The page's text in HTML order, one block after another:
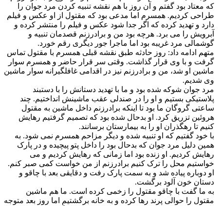
که معتاد بود گفتم و آن روز با هم نقشه تنبیه کردن مرد جوان را
طراحی کردیم. همسرم اما مدعی بود که مقتول از او عکس و فیلم
دارد و تهدید کرده که اگر جدا شود عکس و فیلم را منتشر کرده و
آبرویش را می برد. هرچه بود من و برادرزنم قصدمان تنبیه و
گوشمالی مرد غریبه بود اما ماجرا جور دیگری رقم خورد.
متهم ادامه داد: روز حادثه طبق نقشه قبلی همسرم با مقتول تماس
گرفت و با وی قرار گذاشت. وقتی سر قرار حاضر و همسرم سوار
ماشین او شد، من و برادرزنم نیز در اقدامی غافلگیرانه سوار ماشین
وی شدیم.
مرد جوان شوکه شده بود و ما با تهدید دستانش را با دستبند
پلاستیکی بستیم و او را در صندلی عقب ماشینش انداختیم. چند
ساعتی گروگان ما بود تا اینکه برادرزنم داخل ماشین به مقتول
هروئین تزریق کرد. او بدحال شده بود که تصمیم گرفتیم رهایش
کنیم تا رهگذران او را به بیمارستان برسانند.
با خود گفتیم که او تنبیه شده و دیگر مزاحم همسرم نمی شود. به
همین دلیل مرد جوان که بدحال بود را داخل پتو پیچیده و در پارک
رهایش کردیم. او زنده بود اما زمانی که رهایش کردیم و می
خواستیم محل را ترک کنیم برادرزنم از من خواست کمی صبر کنم.
او دوباره پیاده شد و به سمت پارک رفت و دقایقی بعد با چاقو و
دستان خون آلود برگشت.
به ما گفت با چاقو مقتول را زخمی کرده است. ما هم ماشین
مقتول را حوالی پرند رها کرده و به خانه برگشتیم اما روز بعد متوجه